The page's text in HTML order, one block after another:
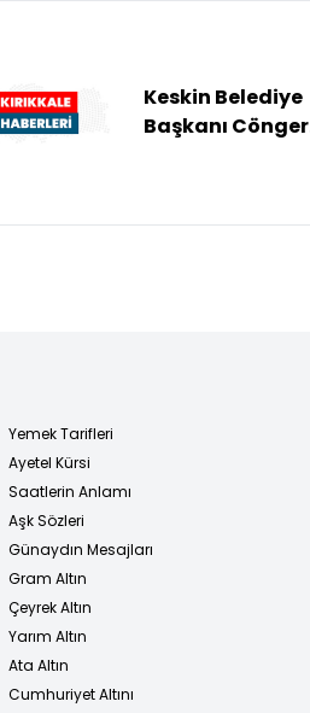
Keskin Belediye
Başkanı Cönger
Yemek Tarifleri
Ayetel Kürsi
Saatlerin Anlamı
Aşk Sözleri
Günaydın Mesajları
Gram Altın
Çeyrek Altın
Yarım Altın
Ata Altın
Cumhuriyet Altını